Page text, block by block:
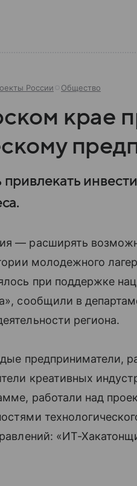
России Общество
крае
— расширять
молодежного
при поддержке
сообщили в
региона.
предприниматели,
креативных
работали над
«ИТ-